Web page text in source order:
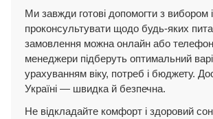
Ми завжди готові допомогти з вибором і
проконсультувати щодо будь-яких
замовлення можна онлайн або
менеджери підберуть оптимальний
урахуванням віку, потреб і бюджету.
Україні — швидка й безпечна.
Не відкладайте комфорт і здоровий